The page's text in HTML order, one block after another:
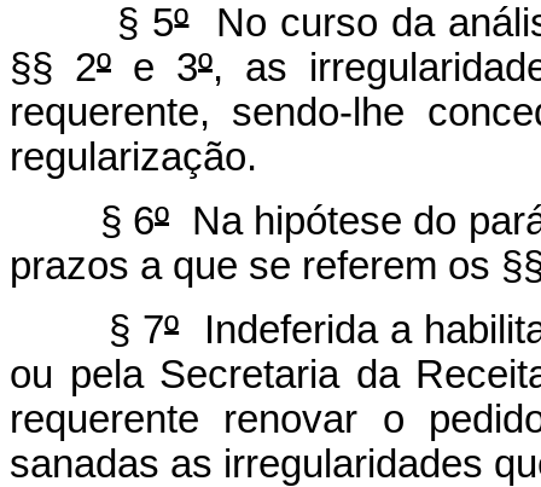
§ 5ºNo curso da
§§ 2º e 3º, as
requerente, sendo-lhe
regularização.
§ 6º Na hipótese do
prazos a que se referem os
§ 7ºIndeferida a
ou pela Secretaria da
requerente renovar o
sanadas as irregularidades